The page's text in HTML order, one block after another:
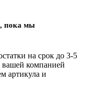
пока мы
на срок до 3-5
вашей компанией
артикула и